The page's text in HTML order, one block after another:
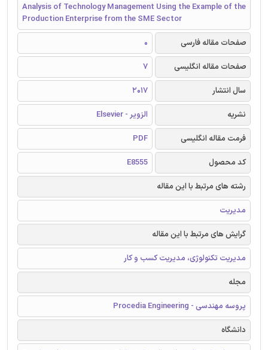
Analysis of Technology Management Using the Example of the
Production Enterprise from the SME Sector
صفحات مقاله فارسی
0
صفحات مقاله انگلیسی
7
سال انتشار
2017
نشریه
الزویر - Elsevier
فرمت مقاله انگلیسی
PDF
کد محصول
E8555
رشته های مرتبط با این مقاله
مدیریت
گرایش های مرتبط با این مقاله
مدیریت تکنولوژی، مدیریت کسب و کار
مجله
پروسه مهندسی - Procedia Engineering
دانشگاه